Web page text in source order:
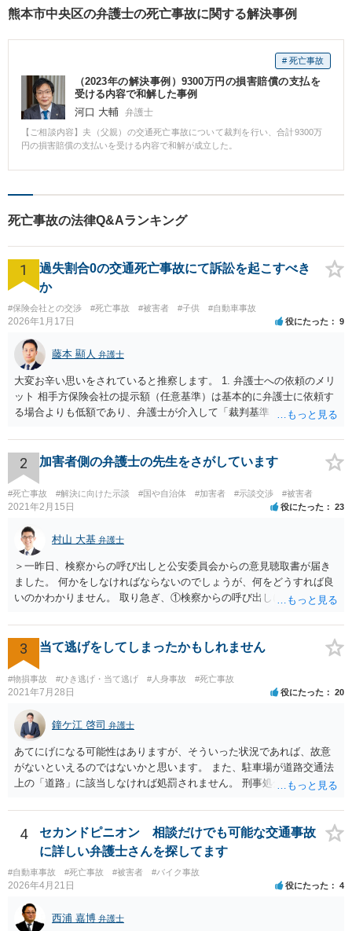
熊本市中央区の弁護士の死亡事故に関する解決事例
# 死亡事故
（2023年の解決事例）9300万円の損害賠償の支払を
受ける内容で和解した事例
河口 大輔 弁護士
【ご相談内容】夫（父親）の交通死亡事故について裁判を行い、合計9300万
円の損害賠償の支払いを受ける内容で和解が成立した。
死亡事故の法律Q&Aランキング
1
過失割合0の交通死亡事故にて訴訟を起こすべき
か
#保険会社との交渉 #死亡事故 #被害者 #子供 #自動車事故
2026年1月17日 役にたった 9
藤本 顯人 弁護士
大変お辛い思いをされていると推察します。 1. 弁護士への依頼のメリ
ット 相手方保険会社の提示額（任意基準）は基本的に弁護士に依頼す
る場合よりも低額であり、弁護士が介入して「裁判基準（弁護士基
いです。 2. 訴訟と示談交渉のメリット・デメリット 判決（訴訟）: 勝
訴判決まで至れば、本来の賠償額に加え「遅延損害金（事故時から発
生）」と「弁護士費用相当額（認容額の約1割）」が加算されます。
訴訟上の和解: 訴訟を起こしても、判決前に裁判所での「和解」で終わ
るケースが多いです。 この場合、遅延損害金や弁護士費用はカットさ
あります。 3. 逸失利益（将来の収入）の計算 未就学女児の場合、賃
金センサスの「男女全年齢平均賃金」などを用いて計算することが多
いです。 一般的に「大卒（22歳就労）」前提で計算した方が、「高卒
（18歳就労）」よりも総額が高くなる傾向にあります。 なお、それが
認められるかはご両親の学歴や教育方針や実際の教育状況がどうだっ
せん。 ご質問者様が「長期化しても戦いたい」という強い意志をお持
ちで、かつ、賠償額の最大化（遅延損害金等の獲得）を目指すのであ
れば、示談交渉では妥結せず、提訴（訴訟）を前提に進めるのが最適
解です。 どのような方向性を目指すのかメリットデメリットを検討す
るためにも、相談時には弁護士にその意向を伝え、疑問を解消した方
が良いです。 その上で委任契約を結んだ方が良いです。 なお、弁護士
費用特約に加入されている場合には、相談料10万円、報酬300万円まで
は賄われることが多いので、保険の加入状況もご確認した方が良いで
す。 併せて、交通事故の刑事事件についても被害者参加制度といって
加害者の処分を決める裁判において意見を述べる機会もあります。 ご
2 加害者側の弁護士の先生をさがしています
#死亡事故 #解決に向けた示談 #国や自治体 #加害者 #示談交渉 #被害者
2021年2月15日 役にたった 23
村山 大基 弁護士
＞一昨日、検察からの呼び出しと公安委員会からの意見聴取書が届き
ました。 何かをしなければならないのでしょうが、何をどうすれば良
いのかわかりません。 取り急ぎ、①検察からの呼び出しにはきちんと
いいと思います。 ＞示談と刑事の両方を相談できる弁護士の先生をさ
がしております。 ネットでさがすとあまりの多さに戸惑っておりま
す。 どの方にお願いしても同じなのでしょうか。 話してみた感じや説
明など、いろいろ考慮して判断することになります。 書類が届いたば
かりで不安でしょうから、どこかしら相談に行ってみると良いと思い
ます。 複数の弁護士に相談されて決められるケースもありますし、は
じめに相談したところで依頼しなければならないわけではありませ
ん。
3 当て逃げをしてしまったかもしれません
#物損事故 #ひき逃げ・当て逃げ #人身事故 #死亡事故
2021年7月28日 役にたった 20
鐘ケ江 啓司 弁護士
あてにげになる可能性はありますが、そういった状況であれば、故意
がないといえるのではないかと思います。 また、駐車場が道路交通法
上の「道路」に該当しなければ処罰されません。 刑事処分がなされる
るその他の場所）」にあたるかが重要です。 駐車場が「道路」にあた
るかは難しい問題で、私が経験した事例でも、コインパーキングで警
察官は「道路」と判断して道路交通法違反で立件したものの、検察官
は「道路」にあたらないとして不起訴処分にしたものがあります（検
察官に意見書を出しました）。コンビニやスーパーの駐車場では「道
路」とした裁判例もあります。 「一般交通の用に供するその他の場
所」とは、道路法に規定する道路及び道路運送法に規定する自動車道
以外で不特定の人や車が自由に通行することができる場所をいうとさ
4
セカンドピニオン 相談だけでも可能な交通事故
に詳しい弁護士さんを探してます
#自動車事故 #死亡事故 #被害者 #バイク事故
2026年4月21日 役にたった 4
西浦 嘉博 弁護士